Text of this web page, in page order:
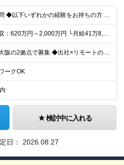
◆学歴不問 ◆以下いずれかの経験をお持ちの方 ・コンサルティングファームでの実務経験 ・SEとしての実務経験（要件定義などの上流工程を想定） ・事業会社でのプロジェクトの推進経験 └経営企画、事業企画
◆想定年収：620万円～2,000万円 └月給41万8,000円〜160万8,400円＋賞与 ※月給には、固定残業代（12万1,700円〜24万2,700円／1ヶ月あたり50時間分）を含みます 固
◆東京・大阪の2拠点で募集 ◆出社×リモートのハイブリッドワークOK 【東京｜二重橋オフィス】 東京都千代田区丸の内3-2-3 丸の内二重橋ビルディング 【大阪オフィス】 大阪府大阪市中央区今橋4
ークOK
検討中に入れる
日： 2026.08.27